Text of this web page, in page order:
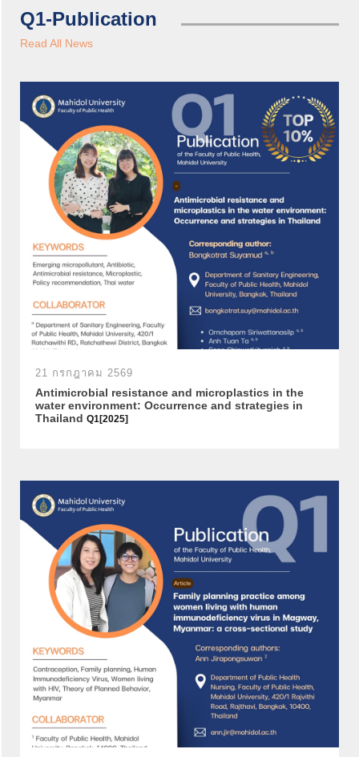
Q1-Publication
Read All News
21 กรกฎาคม 2569
Antimicrobial resistance and microplastics in the
water environment: Occurrence and strategies in
Thailand Q1[2025]